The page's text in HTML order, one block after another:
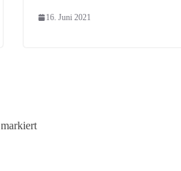
16. Juni 2021
markiert